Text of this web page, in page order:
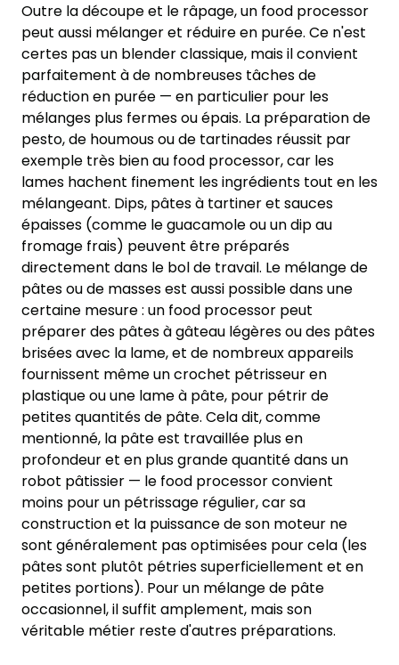
Outre la découpe et le râpage, un food processor
peut aussi mélanger et réduire en purée. Ce n'est
certes pas un blender classique, mais il convient
parfaitement à de nombreuses tâches de
réduction en purée — en particulier pour les
mélanges plus fermes ou épais. La préparation de
pesto, de houmous ou de tartinades réussit par
exemple très bien au food processor, car les
lames hachent finement les ingrédients tout en les
mélangeant. Dips, pâtes à tartiner et sauces
épaisses (comme le guacamole ou un dip au
fromage frais) peuvent être préparés
directement dans le bol de travail. Le mélange de
pâtes ou de masses est aussi possible dans une
certaine mesure : un food processor peut
préparer des pâtes à gâteau légères ou des pâtes
brisées avec la lame, et de nombreux appareils
fournissent même un crochet pétrisseur en
plastique ou une lame à pâte, pour pétrir de
petites quantités de pâte. Cela dit, comme
mentionné, la pâte est travaillée plus en
profondeur et en plus grande quantité dans un
robot pâtissier — le food processor convient
moins pour un pétrissage régulier, car sa
construction et la puissance de son moteur ne
sont généralement pas optimisées pour cela (les
pâtes sont plutôt pétries superficiellement et en
petites portions). Pour un mélange de pâte
occasionnel, il suffit amplement, mais son
véritable métier reste d'autres préparations.